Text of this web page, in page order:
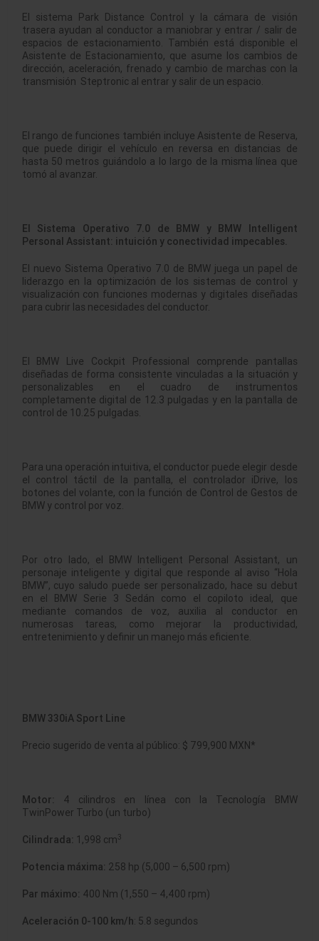
El sistema Park Distance Control y la cámara de visión
trasera ayudan al conductor a maniobrar y entrar / salir de
espacios de estacionamiento. También está disponible el
Asistente de Estacionamiento, que asume los cambios de
dirección, aceleración, frenado y cambio de marchas con la
transmisión Steptronic al entrar y salir de un espacio.
El rango de funciones también incluye Asistente de Reserva,
que puede dirigir el vehículo en reversa en distancias de
hasta 50 metros guiándolo a lo largo de la misma línea que
tomó al avanzar.
El Sistema Operativo 7.0 de BMW y BMW Intelligent
Personal Assistant: intuición y conectividad impecables.
El nuevo Sistema Operativo 7.0 de BMW juega un papel de
liderazgo en la optimización de los sistemas de control y
visualización con funciones modernas y digitales diseñadas
para cubrir las necesidades del conductor.
El BMW Live Cockpit Professional comprende pantallas
diseñadas de forma consistente vinculadas a la situación y
personalizables en el cuadro de instrumentos
completamente digital de 12.3 pulgadas y en la pantalla de
control de 10.25 pulgadas.
Para una operación intuitiva, el conductor puede elegir desde
el control táctil de la pantalla, el controlador iDrive, los
botones del volante, con la función de Control de Gestos de
BMW y control por voz.
Por otro lado, el BMW Intelligent Personal Assistant, un
personaje inteligente y digital que responde al aviso “Hola
BMW”, cuyo saludo puede ser personalizado, hace su debut
en el BMW Serie 3 Sedán como el copiloto ideal, que
mediante comandos de voz, auxilia al conductor en
numerosas tareas, como mejorar la productividad,
entretenimiento y definir un manejo más eficiente.
BMW 330iA Sport Line
Precio sugerido de venta al público: $ 799,900 MXN*
Motor: 4 cilindros en línea con la Tecnología BMW
TwinPower Turbo (un turbo)
Cilindrada: 1,998 cm 3
Potencia máxima: 258 hp (5,000 – 6,500 rpm)
Par máximo: 400 Nm (1,550 – 4,400 rpm)
Aceleración 0-100 km/h: 5.8 segundos